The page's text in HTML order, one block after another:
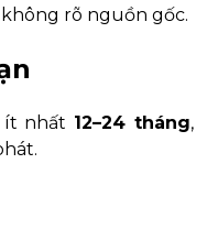
rõ nguồn gốc.
ít nhất 12–24 tháng,